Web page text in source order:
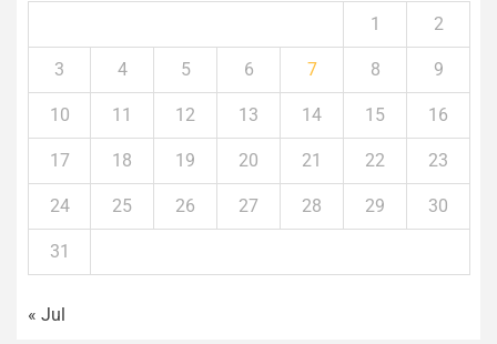
1 2
3 4 5 6 7 8 9
10 11 12 13 14 15 16
17 18 19 20 21 22 23
24 25 26 27 28 29 30
31
« Jul